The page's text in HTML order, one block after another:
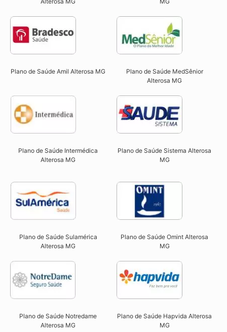
Plano de Saúde Amil Alterosa MG
Plano de Saúde MedSênior
Alterosa MG​
Plano de Saúde Intermédica
Alterosa MG
Plano de Saúde Sistema Alterosa
MG​
Plano de Saúde Sulamérica
Alterosa MG
Plano de Saúde Omint Alterosa
MG​
Plano de Saúde Notredame
Alterosa MG​
Plano de Saúde Hapvida Alterosa
MG​